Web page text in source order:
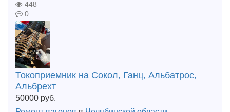
448
0
Токоприемник на Сокол, Ганц, Альбатрос,
Альбрехт
50000 руб.